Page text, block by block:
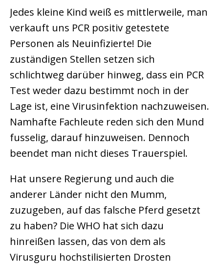
Jedes kleine Kind weiß es mittlerweile, man
verkauft uns PCR positiv getestete
Personen als Neuinfizierte! Die
zuständigen Stellen setzen sich
schlichtweg darüber hinweg, dass ein PCR
Test weder dazu bestimmt noch in der
Lage ist, eine Virusinfektion nachzuweisen.
Namhafte Fachleute reden sich den Mund
fusselig, darauf hinzuweisen. Dennoch
beendet man nicht dieses Trauerspiel.
Hat unsere Regierung und auch die
anderer Länder nicht den Mumm,
zuzugeben, auf das falsche Pferd gesetzt
zu haben? Die WHO hat sich dazu
hinreißen lassen, das von dem als
Virusguru hochstilisierten Drosten